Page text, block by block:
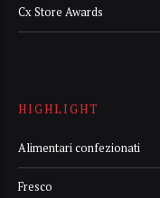
Cx Store Awards
HIGHLIGHT
Alimentari confezionati
Fresco